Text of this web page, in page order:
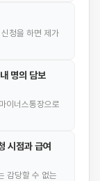
청을 하면 제가
명의 담보
이너스통장으로
시점과 급여
감당할 수 없는